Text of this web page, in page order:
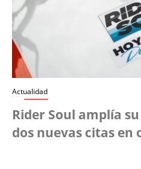
Actualidad
Rider Soul amplía
dos nuevas citas en